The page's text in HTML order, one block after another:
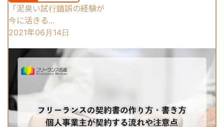
「泥臭い試行錯誤の経験が
今に活きる...
2021年06月14日